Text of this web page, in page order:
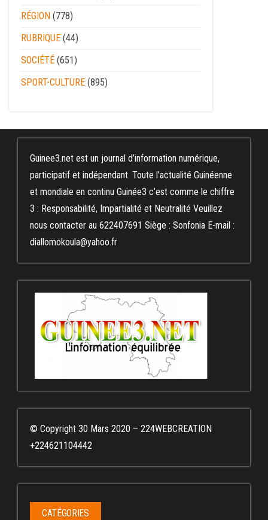
RÉGION (778)
RUBRIQUE (44)
SOCIÉTÉ (651)
SPORT-CULTURE (895)
Guinee3.net est un journal d’information numérique,
participatif et indépendant. Toute l’actualité Guinéenne
et mondiale en continu Guinée3 c’est comme le chiffre
3 : Responsabilité, Impartialité et Neutralité Veuillez
nous contacter au 622407691 Siège : Sonfonia E-mail :
diallomokoula@yahoo.fr
© Copyright 30 Mars 2020 – 224WEBCREATION
+224621104442
CATÉGORIES